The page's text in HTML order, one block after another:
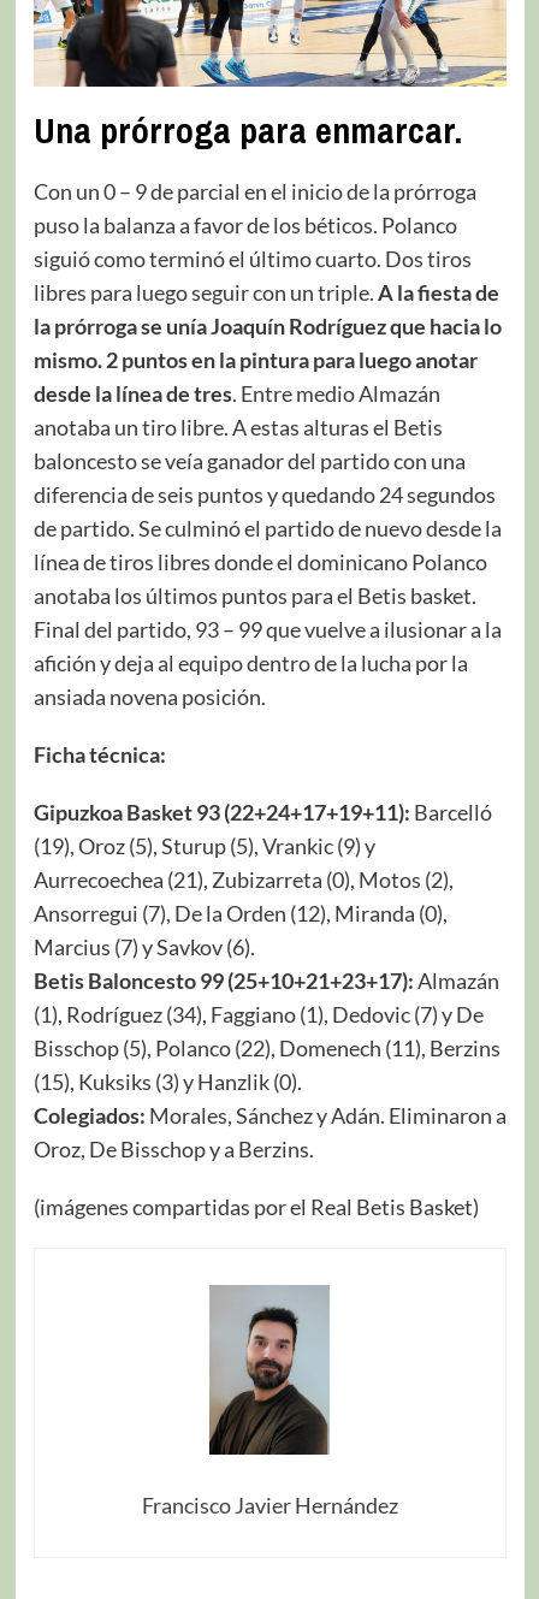
Una prórroga para enmarcar.
Con un 0 – 9 de parcial en el inicio de la prórroga
puso la balanza a favor de los béticos. Polanco
siguió como terminó el último cuarto. Dos tiros
libres para luego seguir con un triple.A la fiesta de
la prórroga se unía Joaquín Rodríguez que hacia lo
mismo. 2 puntos en la pintura para luego anotar
desde la línea de tres. Entre medio Almazán
anotaba un tiro libre. A estas alturas el Betis
baloncesto se veía ganador del partido con una
diferencia de seis puntos y quedando 24 segundos
de partido. Se culminó el partido de nuevo desde la
línea de tiros libres donde el dominicano Polanco
anotaba los últimos puntos para el Betis basket.
Final del partido, 93 – 99 que vuelve a ilusionar a la
afición y deja al equipo dentro de la lucha por la
ansiada novena posición.
Ficha técnica:
Gipuzkoa Basket 93 (22+24+17+19+11): Barcelló
(19), Oroz (5), Sturup (5), Vrankic (9) y
Aurrecoechea (21), Zubizarreta (0), Motos (2),
Ansorregui (7), De la Orden (12), Miranda (0),
Marcius (7) y Savkov (6).
Betis Baloncesto 99 (25+10+21+23+17):Almazán
(1), Rodríguez (34), Faggiano (1), Dedovic (7) y De
Bisschop (5), Polanco (22), Domenech (11), Berzins
(15), Kuksiks (3) y Hanzlik (0).
Colegiados: Morales, Sánchez y Adán. Eliminaron a
Oroz, De Bisschop y a Berzins.
(imágenes compartidas por el Real Betis Basket)
Francisco Javier Hernández